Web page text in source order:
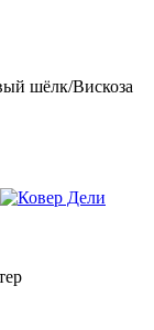
шёлк/Вискоза